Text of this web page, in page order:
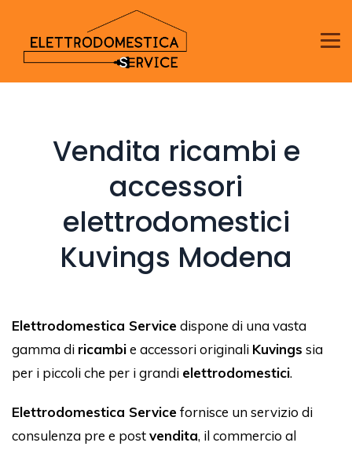
Vendita ricambi e
accessori
elettrodomestici
Kuvings Modena
Elettrodomestica Servicedispone di una vasta
gamma di ricambie accessori originali Kuvings sia
per i piccoli che per i grandi elettrodomestici.
Elettrodomestica Servicefornisce un servizio di
consulenza pre e postvendita, il commercio al